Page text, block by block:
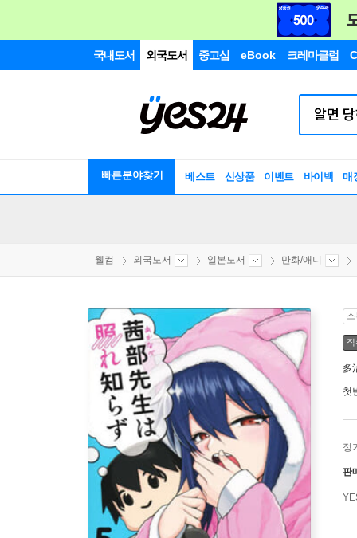
국내도서 외국도서 중고샵 eBook 크레마클럽
빠른분야찾기 베스트 신상품 이벤트 바이백 매
웰컴 외국도서 일본도서 만화/애니
多
첫
정
판